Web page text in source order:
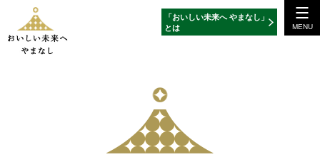
「おいしい未来へ やまなし」
とは
MENU